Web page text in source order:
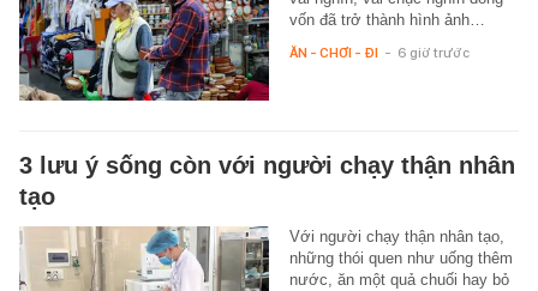
vốn đã trở thành hình ảnh…
ĂN - CHƠI - ĐI - 6 giờ trước
3 lưu ý sống còn với người chạy thận nhân
tạo
Với người chạy thận nhân tạo,
những thói quen như uống thêm
nước, ăn một quả chuối hay bỏ